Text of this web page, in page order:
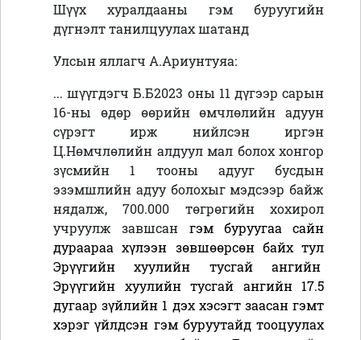
Шүүх хуралдааны гэм буруугийн
дүгнэлт танилцуулах шатанд
Улсын яллагч А.Ариунтуяа:
... шүүгдэгч Б.Б2023 оны 11 дүгээр сарын
16-ны өдөр өөрийн өмчлөлийн адуун
сүрэгт ирж нийлсэн иргэн
Ц.Нөмчлөлийн алдуул мал болох хонгор
зүсмийн 1 тооны адууг бусдын
эзэмшлийн адуу болохыг мэдсээр байж
нядалж, 700.000 төгрөгийн хохирол
учруулж завшсан гэм буруугаа сайн
дураараа хүлээн зөвшөөрсөн байх тул
Эрүүгийн хуулийн тусгай ангийн
Эрүүгийн хуулийн тусгай ангийн 17.5
дугаар зүйлийн 1 дэх хэсэгт заасан гэмт
хэрэг үйлдсэн гэм буруутайд тооцуулах